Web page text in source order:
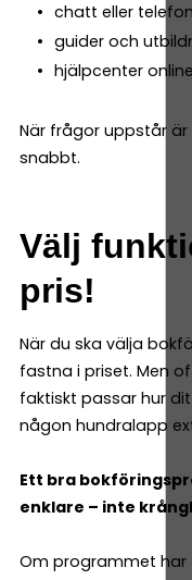
chatt eller telefon
guider och
hjälpcenter online
När frågor uppstår
snabbt.
Välj
pris!
När du ska välja
fastna i priset. Men
faktiskt passar hur
någon hundralapp
Ett bra
enklare – inte
Om programmet har